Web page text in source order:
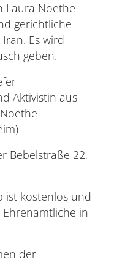
Laura Noethe
gerichtliche
Es wird
geben.
Aktivistin aus
Bebelstraße 22,
ist kostenlos und
in
der